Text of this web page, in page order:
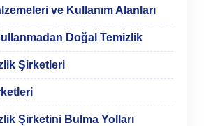
ve Kullanım Alanları
Doğal Temizlik
Şirketleri
Şirketini Bulma Yolları